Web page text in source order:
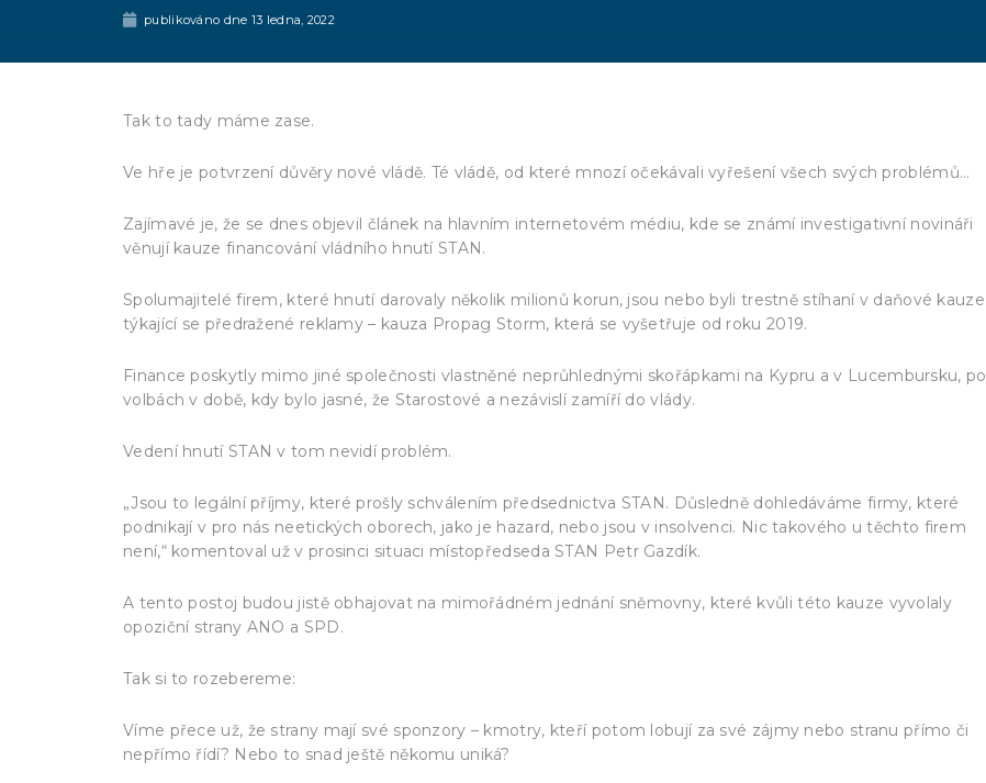
publikováno dne 13 ledna, 2022
Tak to tady máme zase.
Ve hře je potvrzení důvěry nové vládě. Té vládě, od které mnozí očekávali vyřešení všech svých problémů…
Zajímavé je, že se dnes objevil článek na hlavním internetovém médiu, kde se známí investigativní novináři
věnují kauze financování vládního hnutí STAN.
Spolumajitelé firem, které hnutí darovaly několik milionů korun, jsou nebo byli trestně stíhaní v daňové kauze
týkající se předražené reklamy – kauza Propag Storm, která se vyšetřuje od roku 2019.
Finance poskytly mimo jiné společnosti vlastněné neprůhlednými skořápkami na Kypru a v Lucembursku, po
volbách v době, kdy bylo jasné, že Starostové a nezávislí zamíří do vlády.
Vedení hnutí STAN v tom nevidí problém.
„Jsou to legální příjmy, které prošly schválením předsednictva STAN. Důsledně dohledáváme firmy, které
podnikají v pro nás neetických oborech, jako je hazard, nebo jsou v insolvenci. Nic takového u těchto firem
není,“ komentoval už v prosinci situaci místopředseda STAN Petr Gazdík.
A tento postoj budou jistě obhajovat na mimořádném jednání sněmovny, které kvůli této kauze vyvolaly
opoziční strany ANO a SPD.
Tak si to rozebereme:
Víme přece už, že strany mají své sponzory – kmotry, kteří potom lobují za své zájmy nebo stranu přímo či
nepřímo řídí? Nebo to snad ještě někomu uniká?